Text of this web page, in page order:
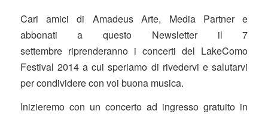
Cari amici di Amadeus Arte, Media Partner e
abbonati a questo Newsletter il 7
settembre riprenderanno i concerti del LakeComo
Festival 2014 a cui speriamo di rivedervi e salutarvi
per condividere con voi buona musica.
Inizieremo con un concerto ad ingresso gratuito in